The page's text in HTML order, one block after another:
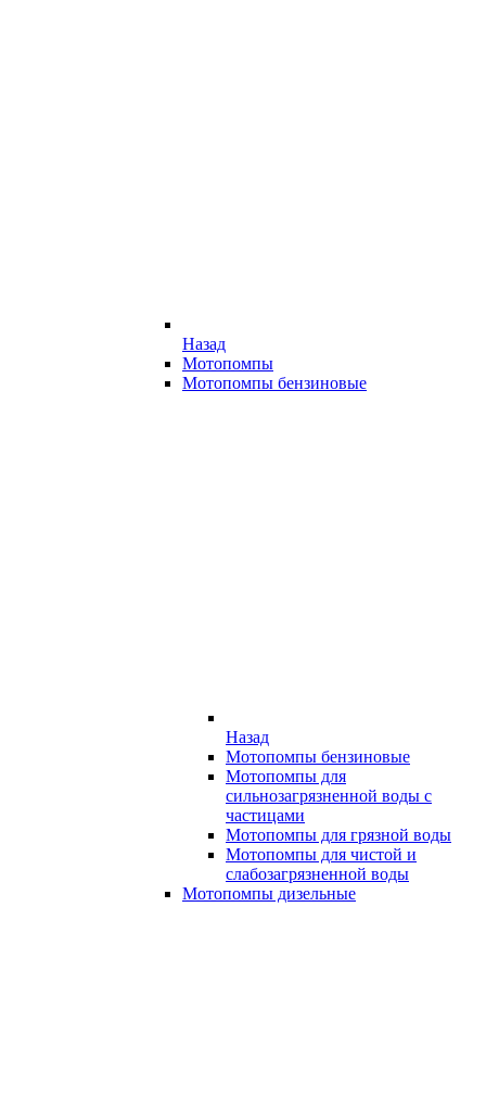
Назад
Мотопомпы
Мотопомпы бензиновые
Назад
Мотопомпы бензиновые
Мотопомпы для
сильнозагрязненной воды с
частицами
Мотопомпы для грязной воды
Мотопомпы для чистой и
слабозагрязненной воды
Мотопомпы дизельные